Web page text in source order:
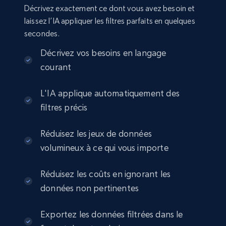
info, Stars, Feedbacks, Return policy, and more.
eCommerce
2.5K+
URL, Product id, Title, Seller name, Seller rating,
Seller reviews, Breadcrumbs, Root category, and
eCommerce
2.5K+ 359+ Buy Now
Décrivez exactement ce dont vous avez besoin et
laissez l’IA appliquer les filtres parfaits en quelques
secondes.
Décrivez vos besoins en langage
courant
L'IA applique automatiquement des
filtres précis
Réduisez les jeux de données
volumineux à ce qui vous importe
Réduisez les coûts en ignorant les
données non pertinentes
Exportez les données filtrées dans le